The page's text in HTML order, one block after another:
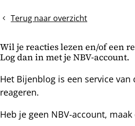
druifjeTerug naar overzicht
Wil je reacties lezen en/of een
Log dan in met je NBV-account.
Het Bijenblog is een service
reageren.
Heb je geen NBV-account,